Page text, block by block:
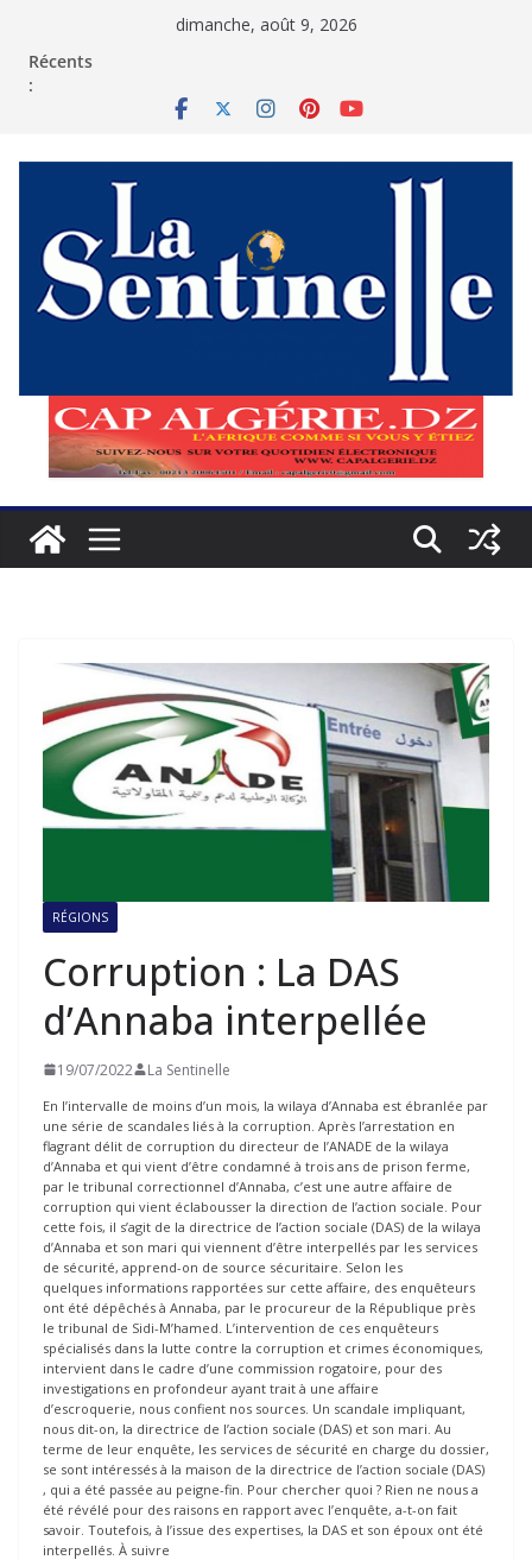
dimanche, août 9, 2026
Récents
:
RÉGIONS
Corruption : La DAS
d’Annaba interpellée
19/07/2022 La Sentinelle
En l’intervalle de moins d’un mois, la wilaya d’Annaba est ébranlée par
une série de scandales liés à la corruption. Après l’arrestation en
flagrant délit de corruption du directeur de l’ANADE de la wilaya
d’Annaba et qui vient d’être condamné à trois ans de prison ferme,
par le tribunal correctionnel d’Annaba, c’est une autre affaire de
corruption qui vient éclabousser la direction de l’action sociale. Pour
cette fois, il s’agit de la directrice de l’action sociale (DAS) de la wilaya
d’Annaba et son mari qui viennent d’être interpellés par les services
de sécurité, apprend-on de source sécuritaire. Selon les
quelques informations rapportées sur cette affaire, des enquêteurs
ont été dépêchés à Annaba, par le procureur de la République près
le tribunal de Sidi-M’hamed. L’intervention de ces enquêteurs
spécialisés dans la lutte contre la corruption et crimes économiques,
intervient dans le cadre d’une commission rogatoire, pour des
investigations en profondeur ayant trait à une affaire
d’escroquerie, nous confient nos sources. Un scandale impliquant,
nous dit-on, la directrice de l’action sociale (DAS) et son mari. Au
terme de leur enquête, les services de sécurité en charge du dossier,
se sont intéressés à la maison de la directrice de l’action sociale (DAS)
, qui a été passée au peigne-fin. Pour chercher quoi ? Rien ne nous a
été révélé pour des raisons en rapport avec l’enquête, a-t-on fait
savoir. Toutefois, à l’issue des expertises, la DAS et son époux ont été
interpellés. À suivre